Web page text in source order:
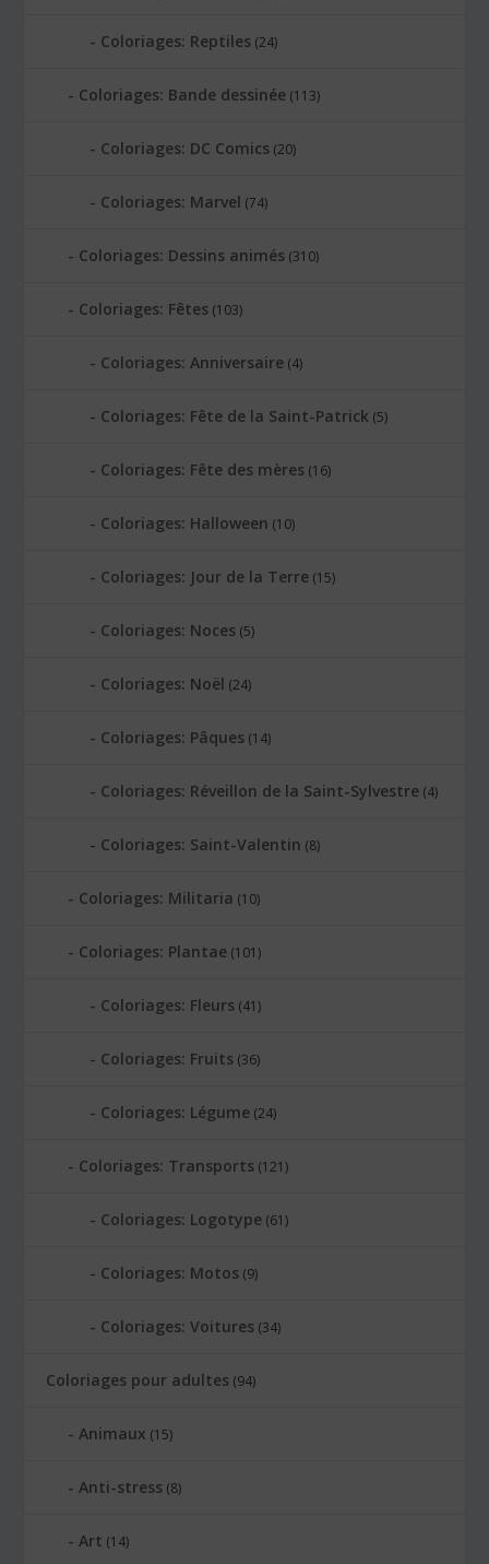
Coloriages: Reptiles (24)
Coloriages: Bande dessinée (113)
Coloriages: DC Comics (20)
Coloriages: Marvel (74)
Coloriages: Dessins animés (310)
Coloriages: Fêtes (103)
Coloriages: Anniversaire (4)
Coloriages: Fête de la Saint-Patrick (5)
Coloriages: Fête des mères (16)
Coloriages: Halloween (10)
Coloriages: Jour de la Terre (15)
Coloriages: Noces (5)
Coloriages: Noël (24)
Coloriages: Pâques (14)
Coloriages: Réveillon de la Saint-Sylvestre (4)
Coloriages: Saint-Valentin (8)
Coloriages: Militaria (10)
Coloriages: Plantae (101)
Coloriages: Fleurs (41)
Coloriages: Fruits (36)
Coloriages: Légume (24)
Coloriages: Transports (121)
Coloriages: Logotype (61)
Coloriages: Motos (9)
Coloriages: Voitures (34)
Coloriages pour adultes (94)
Animaux (15)
Anti-stress (8)
Art (14)